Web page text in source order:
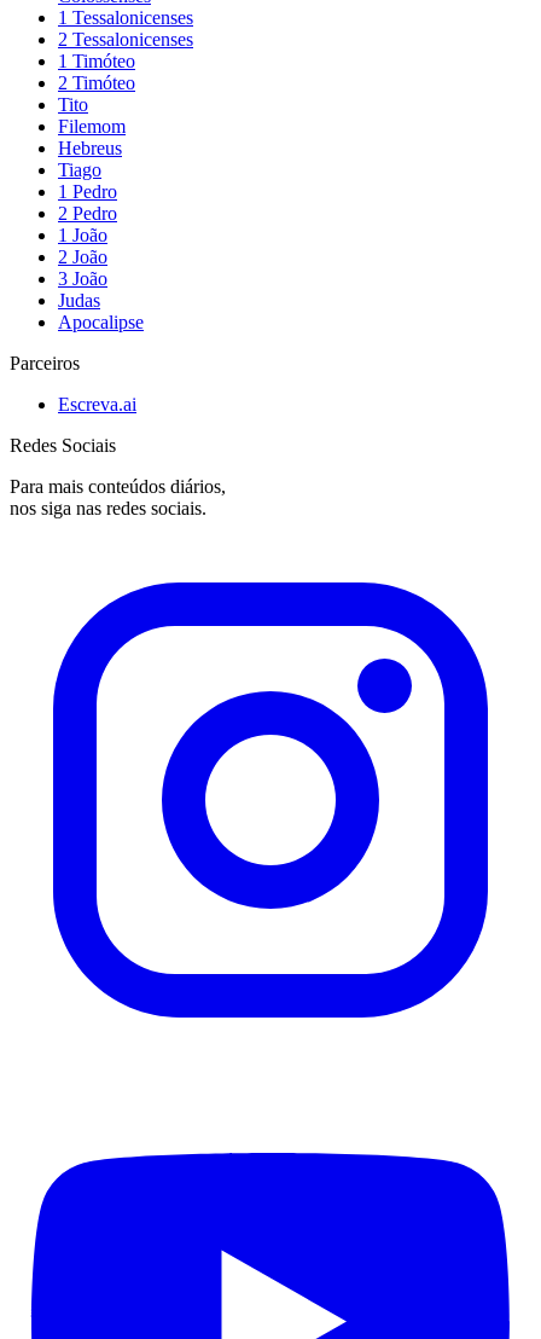
1 Tessalonicenses
2 Tessalonicenses
1 Timóteo
2 Timóteo
Tito
Filemom
Hebreus
Tiago
1 Pedro
2 Pedro
1 João
2 João
3 João
Judas
Apocalipse
Parceiros
Escreva.ai
Redes Sociais
Para mais conteúdos diários,
nos siga nas redes sociais.